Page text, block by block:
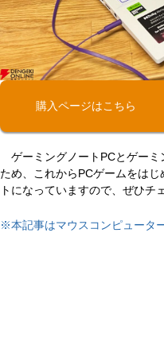
購入ページはこちら
ゲーミングノートPCとゲーミ
ため、これからPCゲームをは
トになっていますので、ぜひチ
※本記事はマウスコンピュータ